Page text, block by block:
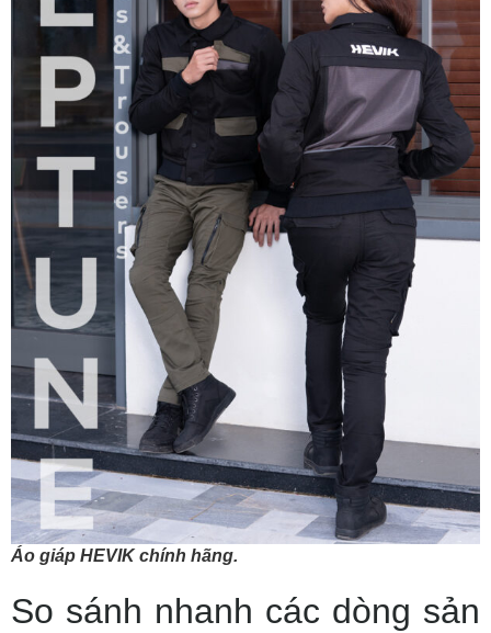
Áo giáp HEVIK chính hãng.
So sánh nhanh các dòng sản